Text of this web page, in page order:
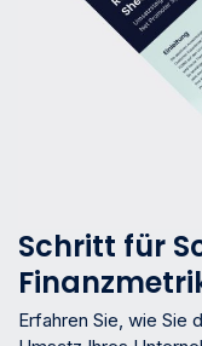
Schritt für
Erfahren Sie, wie Sie